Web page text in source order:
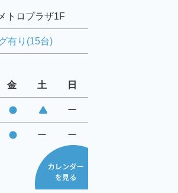
トロプラザ1F
有り(15台)
金 土 日
ー
ー ー